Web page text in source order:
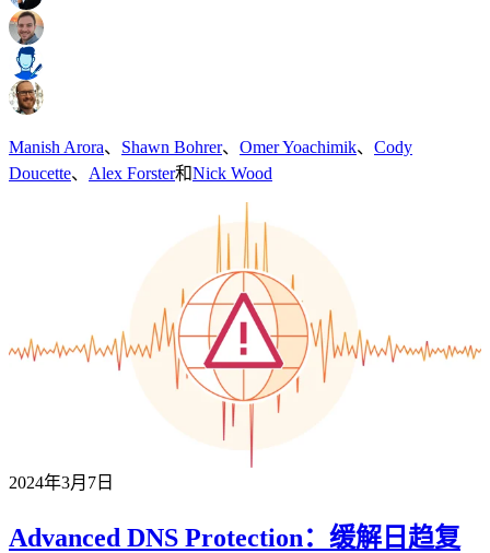
Manish Arora、 Shawn Bohrer、 Omer Yoachimik、 Cody
Doucette、 Alex Forster和Nick Wood
2024年3月7日
Advanced DNS Protection：缓解日趋复